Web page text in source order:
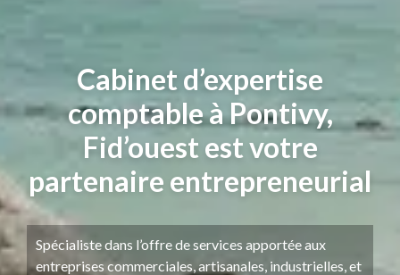
Cabinet d’expertise
comptable à Pontivy,
Fid’ouest est votre
partenaire entrepreneurial
Spécialiste dans l’offre de services apportée aux
entreprises commerciales, artisanales, industrielles, et